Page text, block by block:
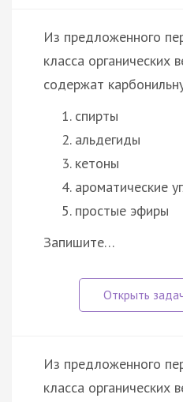
Из предложенного
класса органических
содержат
спирты
альдегиды
кетоны
ароматические
простые эфиры
Запишите…
Из предложенного
класса органических